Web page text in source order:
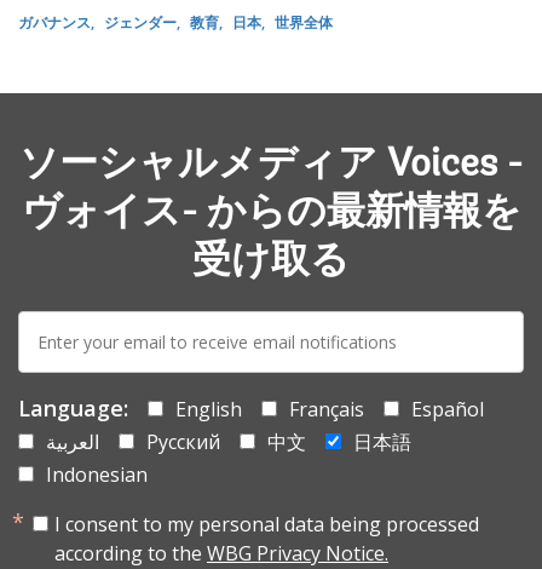
ガバナンス ジェンダー 教育 日本 世界全体
ソーシャルメディア Voices -
ヴォイス- からの最新情報を
受け取る
mail:
Language: English Français
Español
العربية
Русский 中文
日本語
Indonesian
I consent to my personal data being processed
according to the WBG Privacy Notice.